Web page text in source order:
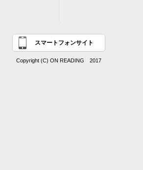
スマートフォンサイト
Copyright (C) ON READING 2017